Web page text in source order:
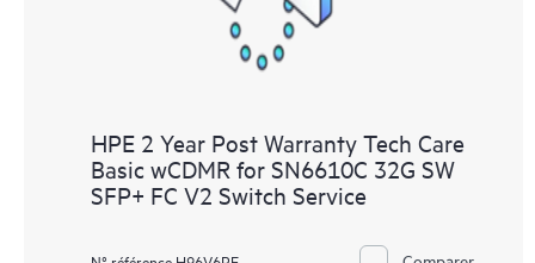
HPE 2 Year Post Warranty Tech Care
Basic wCDMR for SN6610C 32G SW
SFP+ FC V2 Switch Service